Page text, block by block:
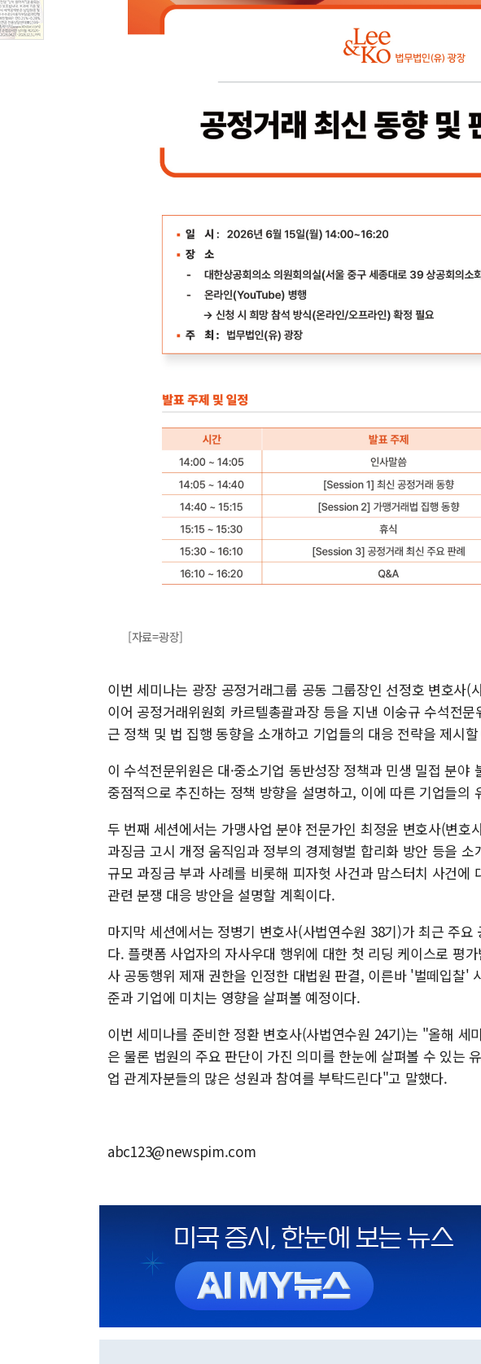
[자료=광장]
이번 세미나는 광장 공정거래그룹 공동 그룹장인 선정호 변호사(
이어 공정거래위원회 카르텔총괄과장 등을 지낸 이숭규 수석전
근 정책 및 법 집행 동향을 소개하고 기업들의 대응 전략을 제시
이 수석전문위원은 대·중소기업 동반성장 정책과 민생 밀접 분야
중점적으로 추진하는 정책 방향을 설명하고, 이에 따른 기업들의
두 번째 세션에서는 가맹사업 분야 전문가인 최정윤 변호사(변호
과징금 고시 개정 움직임과 정부의 경제형벌 합리화 방안 등을
규모 과징금 부과 사례를 비롯해 피자헛 사건과 맘스터치 사건에
관련 분쟁 대응 방안을 설명할 계획이다.
마지막 세션에서는 정병기 변호사(사법연수원 38기)가 최근 주
다. 플랫폼 사업자의 자사우대 행위에 대한 첫 리딩 케이스로 평
사 공동행위 제재 권한을 인정한 대법원 판결, 이른바 '벌떼입찰'
준과 기업에 미치는 영향을 살펴볼 예정이다.
이번 세미나를 준비한 정환 변호사(사법연수원 24기)는 "올해 세
은 물론 법원의 주요 판단이 가진 의미를 한눈에 살펴볼 수 있는
업 관계자분들의 많은 성원과 참여를 부탁드린다"고 말했다.
abc123@newspim.com